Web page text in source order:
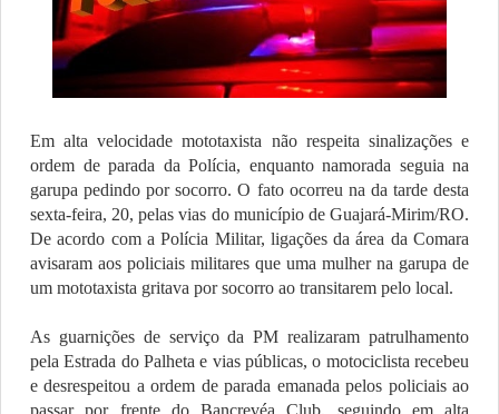
Em alta velocidade mototaxista não respeita sinalizações e
ordem de parada da Polícia, enquanto namorada seguia na
garupa pedindo por socorro. O fato ocorreu na da tarde desta
sexta-feira, 20, pelas vias do município de Guajará-Mirim/RO.
De acordo com a Polícia Militar, ligações da área da Comara
avisaram aos policiais militares que uma mulher na garupa de
um mototaxista gritava por socorro ao transitarem pelo local.
As guarnições de serviço da PM realizaram patrulhamento
pela Estrada do Palheta e vias públicas, o motociclista recebeu
e desrespeitou a ordem de parada emanada pelos policiais ao
passar por frente do Bancrevéa Club, seguindo em alta